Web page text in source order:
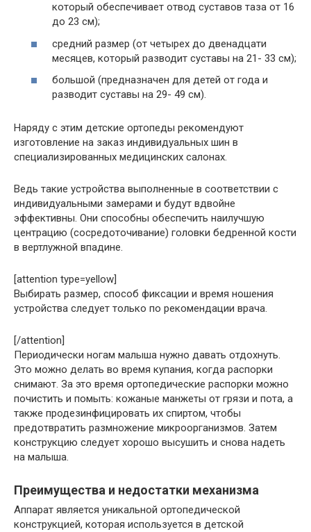
который обеспечивает отвод суставов таза от 16
до 23 см);
средний размер (от четырех до двенадцати
месяцев, который разводит суставы на 21- 33 см);
большой (предназначен для детей от года и
разводит суставы на 29- 49 см).
Наряду с этим детские ортопеды рекомендуют
изготовление на заказ индивидуальных шин в
специализированных медицинских салонах.
Ведь такие устройства выполненные в соответствии с
индивидуальными замерами и будут вдвойне
эффективны. Они способны обеспечить наилучшую
центрацию (сосредоточивание) головки бедренной кости
в вертлужной впадине.
[attention type=yellow]
Выбирать размер, способ фиксации и время ношения
устройства следует только по рекомендации врача.
[/attention]
Периодически ногам малыша нужно давать отдохнуть.
Это можно делать во время купания, когда распорки
снимают. За это время ортопедические распорки можно
почистить и помыть: кожаные манжеты от грязи и пота, а
также продезинфицировать их спиртом, чтобы
предотвратить размножение микроорганизмов. Затем
конструкцию следует хорошо высушить и снова надеть
на малыша.
Преимущества и недостатки механизма
Аппарат является уникальной ортопедической
конструкцией, которая используется в детской